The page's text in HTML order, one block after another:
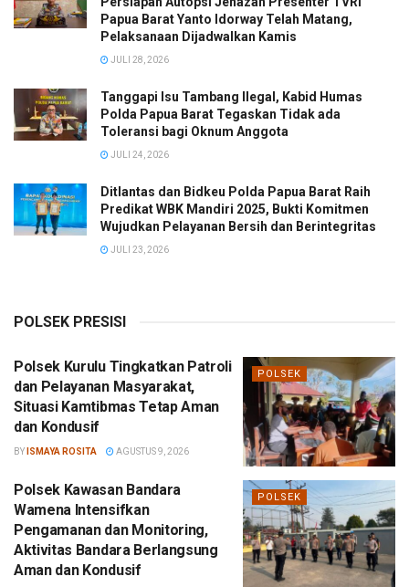
Papua Barat Yanto Idorway Telah Matang,
Pelaksanaan Dijadwalkan Kamis
JULI 28, 2026
Tanggapi Isu Tambang Ilegal, Kabid Humas
Polda Papua Barat Tegaskan Tidak ada
Toleransi bagi Oknum Anggota
JULI 24, 2026
Ditlantas dan Bidkeu Polda Papua Barat Raih
Predikat WBK Mandiri 2025, Bukti Komitmen
Wujudkan Pelayanan Bersih dan Berintegritas
JULI 23, 2026
POLSEK PRESISI
POLSEK
Polsek Kurulu Tingkatkan Patroli
dan Pelayanan Masyarakat,
Situasi Kamtibmas Tetap Aman
dan Kondusif
BY ISMAYA ROSITA AGUSTUS 9, 2026
POLSEK
Polsek Kawasan Bandara
Wamena Intensifkan
Pengamanan dan Monitoring,
Aktivitas Bandara Berlangsung
Aman dan Kondusif